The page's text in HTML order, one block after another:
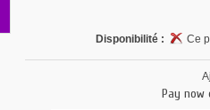
Disponibilité :
Ce
Pay now